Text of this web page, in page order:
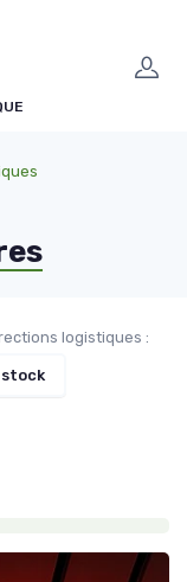
logistiques :
stock
chaîne